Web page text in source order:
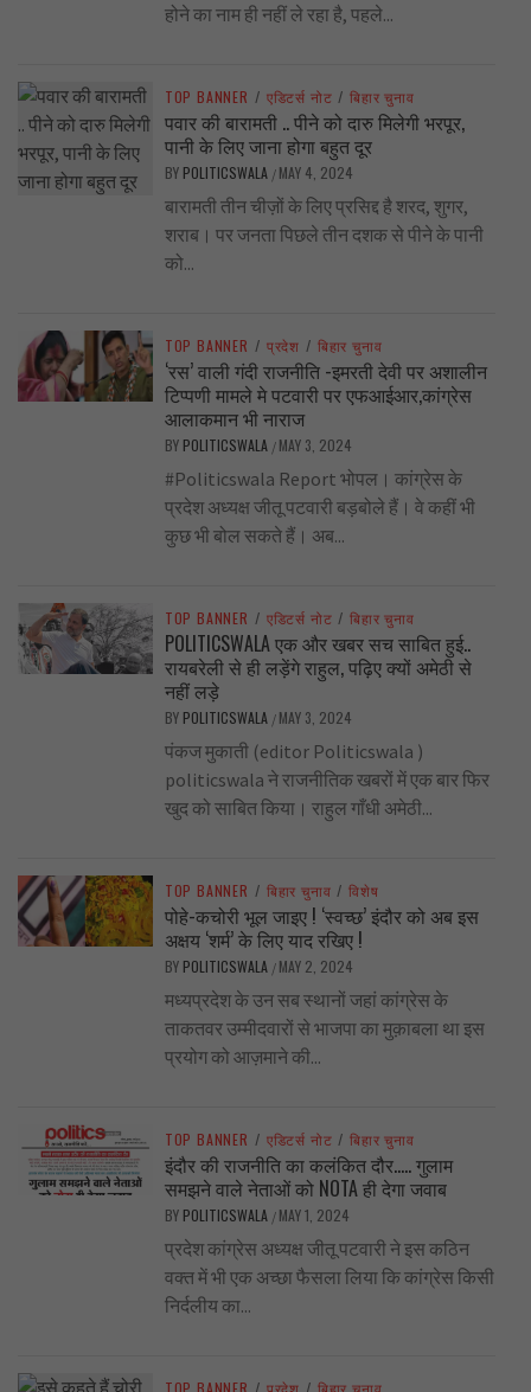
होने का नाम ही नहीं ले रहा है, पहले...
TOP BANNER / एडिटर्स नोट / बिहार चुनाव
पवार की बारामती .. पीने को दारु मिलेगी भरपूर,
पानी के लिए जाना होगा बहुत दूर
BY POLITICSWALA / MAY 4, 2024
बारामती तीन चीज़ों के लिए प्रसिद्द है शरद, शुगर,
शराब। पर जनता पिछले तीन दशक से पीने के पानी
को...
TOP BANNER / प्रदेश / बिहार चुनाव
‘रस’ वाली गंदी राजनीति -इमरती देवी पर अशालीन
टिप्पणी मामले मे पटवारी पर एफआईआर,कांग्रेस
आलाकमान भी नाराज
BY POLITICSWALA / MAY 3, 2024
#Politicswala Report भोपल। कांग्रेस के
प्रदेश अध्यक्ष जीतू पटवारी बड़बोले हैं। वे कहीं भी
कुछ भी बोल सकते हैं। अब...
TOP BANNER / एडिटर्स नोट / बिहार चुनाव
POLITICSWALA एक और खबर सच साबित हुई..
रायबरेली से ही लड़ेंगे राहुल, पढ़िए क्यों अमेठी से
नहीं लड़े
BY POLITICSWALA / MAY 3, 2024
पंकज मुकाती (editor Politicswala )
politicswala ने राजनीतिक खबरों में एक बार फिर
खुद को साबित किया। राहुल गाँधी अमेठी...
TOP BANNER / बिहार चुनाव / विशेष
पोहे-कचोरी भूल जाइए ! ‘स्वच्छ’ इंदौर को अब इस
अक्षय ‘शर्म’ के लिए याद रखिए !
BY POLITICSWALA / MAY 2, 2024
मध्यप्रदेश के उन सब स्थानों जहां कांग्रेस के
ताकतवर उम्मीदवारों से भाजपा का मुक़ाबला था इस
प्रयोग को आज़माने की...
TOP BANNER / एडिटर्स नोट / बिहार चुनाव
इंदौर की राजनीति का कलंकित दौर….. गुलाम
समझने वाले नेताओं को NOTA ही देगा जवाब
BY POLITICSWALA / MAY 1, 2024
प्रदेश कांग्रेस अध्यक्ष जीतू पटवारी ने इस कठिन
वक्त में भी एक अच्छा फैसला लिया कि कांग्रेस किसी
निर्दलीय का...